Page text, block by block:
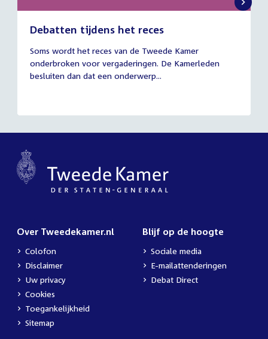
Debatten tijdens het reces
juli
2026
Soms wordt het reces van de Tweede Kamer
onderbroken voor vergaderingen. De Kamerleden
besluiten dan dat een onderwerp...
Over Tweedekamer.nl
Colofon
Disclaimer
Uw privacy
Cookies
Toegankelijkheid
Sitemap
Blijf op de hoogte
Sociale media
E-mailattenderingen
Debat Direct